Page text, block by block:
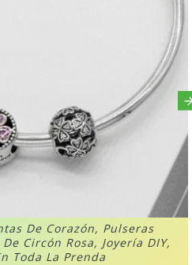
De Corazón, Pulseras
Circón Rosa, Joyería DIY,
Toda La Prenda